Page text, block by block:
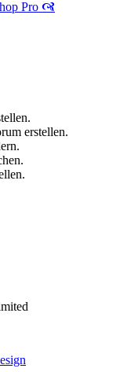
Pro 🙧
erstellen.